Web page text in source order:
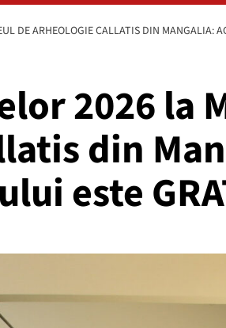
DE ARHEOLOGIE CALLATIS DIN MANGALIA:
2026 la
din
este